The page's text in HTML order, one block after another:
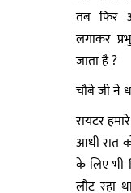
तब फिर
लगाकर
जाता है ?
चौबे जी ने
रायटर
आधी रात
के लिए भी
लौट रहा